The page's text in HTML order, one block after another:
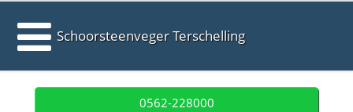
Schoorsteenveger Terschelling
0562-228000